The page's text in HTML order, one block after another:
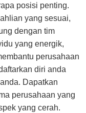
posisi penting.
yang sesuai,
dengan tim
yang energik,
perusahaan
diri anda
Dapatkan
perusahaan yang
yang cerah.